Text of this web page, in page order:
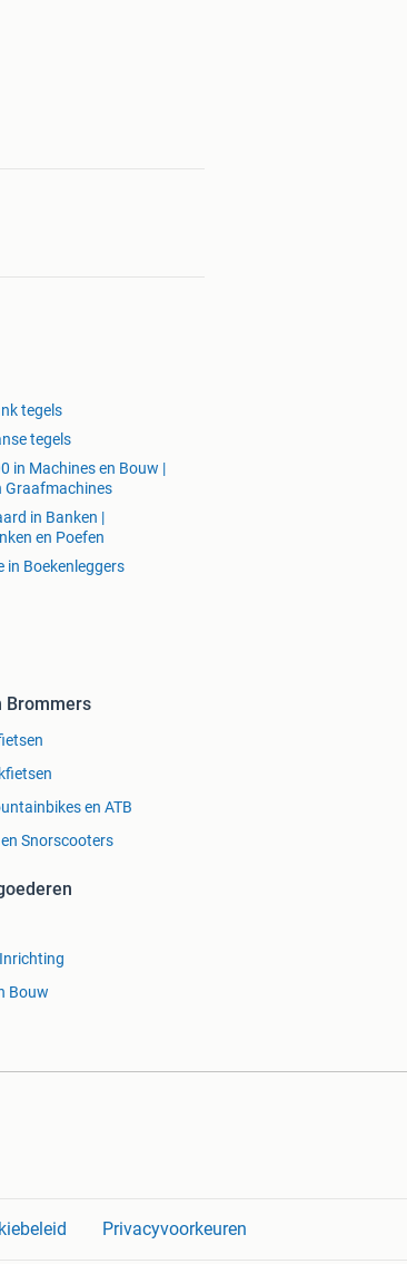
tegels
tegels
in Machines en Bouw |
Graafmachines
in Banken |
en Poefen
in Boekenleggers
Brommers
en ATB
Snorscooters
Bouw
Privacyvoorkeuren